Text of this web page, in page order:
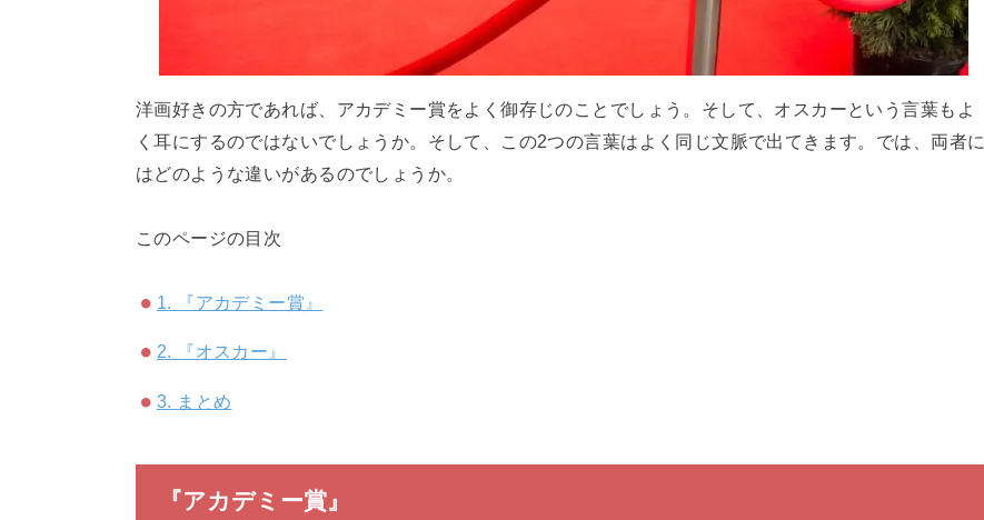
洋画好きの方であれば、アカデミー賞をよく御存じのことでしょう。そして、オスカーという言葉もよ
く耳にするのではないでしょうか。そして、この2つの言葉はよく同じ文脈で出てきます。では、両者に
はどのような違いがあるのでしょうか。
このページの目次
1. 『アカデミー賞』
2. 『オスカー』
3. まとめ
『アカデミー賞』